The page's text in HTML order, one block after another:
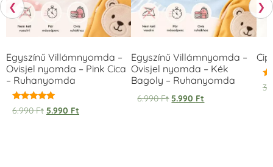
❮
Egyszínű Villámnyomda –
Ovisjel nyomda – Pink Cica
– Ruhanyomda
Értékelés:
5.00
6.990Ft 5.990 Ft
Egyszínű Villámnyomda –
Ovisjel nyomda – Kék
Bagoly – Ruhanyomda
6.990Ft 5.990 Ft
❯